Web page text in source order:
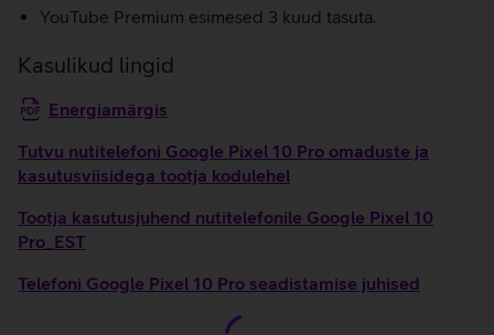
YouTube Premium esimesed 3 kuud tasuta.
Kasulikud lingid
Energiamärgis
Tutvu nutitelefoni Google Pixel 10 Pro omaduste ja
kasutusviisidega tootja kodulehel
Tootja kasutusjuhend nutitelefonile Google Pixel 10
Pro_EST
Telefoni Google Pixel 10 Pro seadistamise juhised